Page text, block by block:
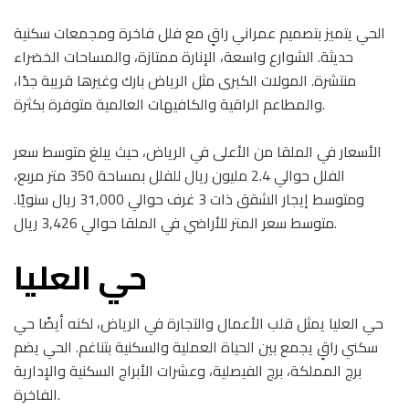
الحي يتميز بتصميم عمراني راقٍ مع فلل فاخرة ومجمعات سكنية
حديثة. الشوارع واسعة، الإنارة ممتازة، والمساحات الخضراء
منتشرة. المولات الكبرى مثل الرياض بارك وغيرها قريبة جدًا،
والمطاعم الراقية والكافيهات العالمية متوفرة بكثرة.
الأسعار في الملقا من الأعلى في الرياض، حيث يبلغ متوسط سعر
الفلل حوالي 2.4 مليون ريال للفلل بمساحة 350 متر مربع،
ومتوسط إيجار الشقق ذات 3 غرف حوالي 31,000 ريال سنويًا.
متوسط سعر المتر للأراضي في الملقا حوالي 3,426 ريال.
حي العليا
حي العليا يمثل قلب الأعمال والتجارة في الرياض، لكنه أيضًا حي
سكني راقٍ يجمع بين الحياة العملية والسكنية بتناغم. الحي يضم
برج المملكة، برج الفيصلية، وعشرات الأبراج السكنية والإدارية
الفاخرة.